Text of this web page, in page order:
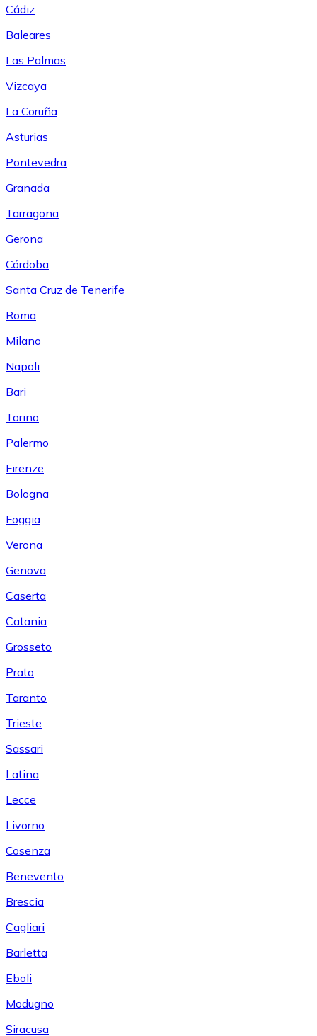
Cádiz
Baleares
Las Palmas
Vizcaya
La Coruña
Asturias
Pontevedra
Granada
Tarragona
Gerona
Córdoba
Santa Cruz de Tenerife
Roma
Milano
Napoli
Bari
Torino
Palermo
Firenze
Bologna
Foggia
Verona
Genova
Caserta
Catania
Grosseto
Prato
Taranto
Trieste
Sassari
Latina
Lecce
Livorno
Cosenza
Benevento
Brescia
Cagliari
Barletta
Eboli
Modugno
Siracusa